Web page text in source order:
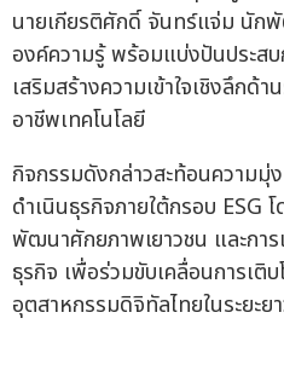
นายเกียรติศักดิ์ จันทร์แจ่ม นัก
องค์ความรู้ พร้อมแบ่งปันประส
เสริมสร้างความเข้าใจเชิงลึกด้
อาชีพเทคโนโลยี
กิจกรรมดังกล่าวสะท้อนความ
ดำเนินธุรกิจภายใต้กรอบ ESG
พัฒนาศักยภาพเยาวชน และการ
ธุรกิจ เพื่อร่วมขับเคลื่อนการเติ
อุตสาหกรรมดิจิทัลไทยในระยะย